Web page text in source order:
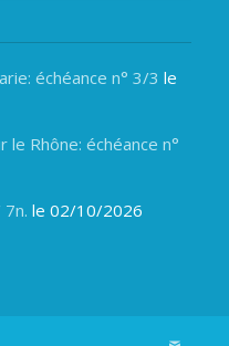
échéance n° 3/3 le
Rhône: échéance n°
le 02/10/2026